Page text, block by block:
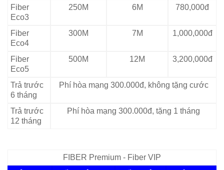
Fiber
Eco3
250M 6M 780,000đ
Fiber
Eco4
300M 7M 1,000,000đ
Fiber
Eco5
500M 12M 3,200,000đ
Trả trước
6 tháng
Phí hòa mạng 300.000đ, không tặng cước
Trả trước
12 tháng
Phí hòa mạng 300.000đ, tặng 1 tháng
FIBER Premium - Fiber VIP